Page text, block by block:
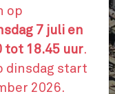
op
7 juli en
tot 18.45 uur.
dinsdag start
2026.